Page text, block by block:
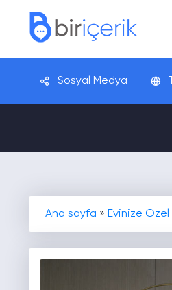
Sosyal Medya
Ana sayfa » Evinize Özel